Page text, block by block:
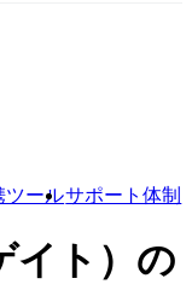
ツールサポート体制
ト） の